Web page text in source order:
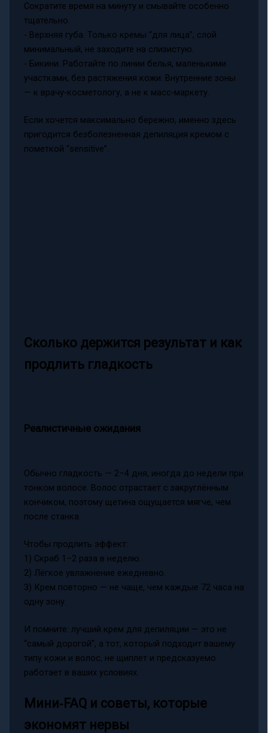
Сократите время на минуту и смывайте особенно
тщательно.
- Верхняя губа. Только кремы “для лица”, слой
минимальный, не заходите на слизистую.
- Бикини. Работайте по линии белья, маленькими
участками, без растяжения кожи. Внутренние зоны
— к врачу‑косметологу, а не к масс‑маркету.
Если хочется максимально бережно, именно здесь
пригодится безболезненная депиляция кремом с
пометкой “sensitive”.
Сколько держится результат и как
продлить гладкость
Реалистичные ожидания
Обычно гладкость — 2–4 дня, иногда до недели при
тонком волосе. Волос отрастает с закруглённым
кончиком, поэтому щетина ощущается мягче, чем
после станка.
Чтобы продлить эффект:
1) Скраб 1–2 раза в неделю.
2) Лёгкое увлажнение ежедневно.
3) Крем повторно — не чаще, чем каждые 72 часа на
одну зону.
И помните: лучший крем для депиляции — это не
“самый дорогой”, а тот, который подходит вашему
типу кожи и волос, не щиплет и предсказуемо
работает в ваших условиях.
Мини‑FAQ и советы, которые
экономят нервы